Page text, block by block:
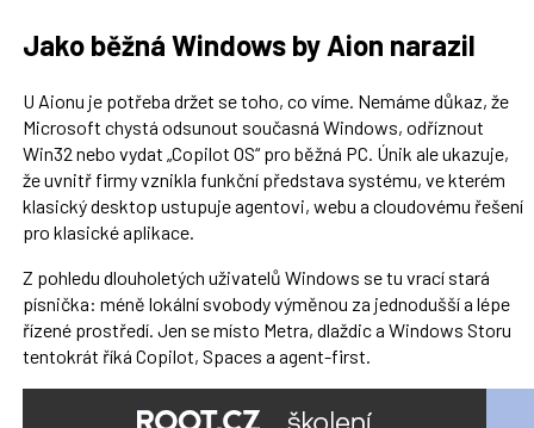
Jako běžná Windows by Aion narazil
U Aionu je potřeba držet se toho, co víme. Nemáme důkaz, že
Microsoft chystá odsunout současná Windows, odříznout
Win32 nebo vydat „Copilot OS“ pro běžná PC. Únik ale ukazuje,
že uvnitř firmy vznikla funkční představa systému, ve kterém
klasický desktop ustupuje agentovi, webu a cloudovému řešení
pro klasické aplikace.
Z pohledu dlouholetých uživatelů Windows se tu vrací stará
písnička: méně lokální svobody výměnou za jednodušší a lépe
řízené prostředí. Jen se místo Metra, dlaždic a Windows Storu
tentokrát říká Copilot, Spaces a agent-first.